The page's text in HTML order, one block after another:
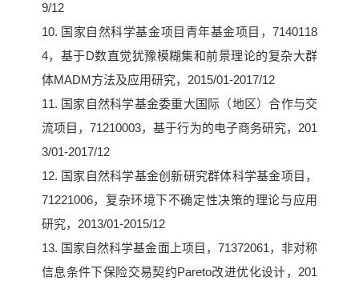
9/12
10. 国家自然科学基金项目青年基金项目，7140118
4，基于D数直觉犹豫模糊集和前景理论的复杂大群
体MADM方法及应用研究，2015/01-2017/12
11. 国家自然科学基金委重大国际（地区）合作与交
流项目，71210003，基于行为的电子商务研究，201
3/01-2017/12
12. 国家自然科学基金创新研究群体科学基金项目，
71221006，复杂环境下不确定性决策的理论与应用
研究，2013/01-2015/12
13. 国家自然科学基金面上项目，71372061，非对称
信息条件下保险交易契约Pareto改进优化设计，201